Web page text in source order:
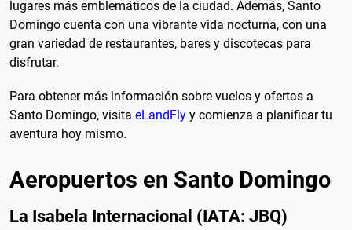
lugares más emblemáticos de la ciudad. Además, Santo
Domingo cuenta con una vibrante vida nocturna, con una
gran variedad de restaurantes, bares y discotecas para
disfrutar.
Para obtener más información sobre vuelos y ofertas a
Santo Domingo, visita eLandFly y comienza a planificar tu
aventura hoy mismo.
Aeropuertos en Santo Domingo
La Isabela Internacional (IATA: JBQ)